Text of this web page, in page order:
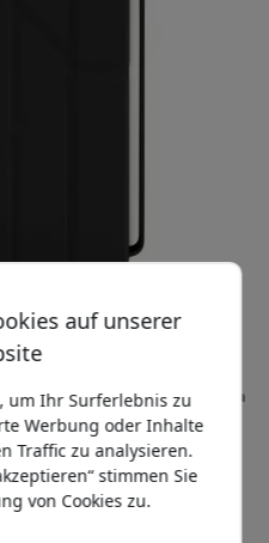
Preis
auf unserer
um Ihr Surferlebnis zu
Werbung oder Inhalte
Traffic zu analysieren.
stimmen Sie
von Cookies zu.